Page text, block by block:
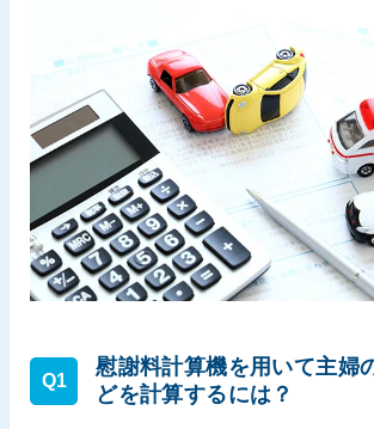
Q1
慰謝料計算機を用いて主婦
どを計算するには？